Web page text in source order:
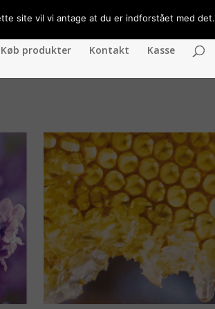
Køb produkter Kontakt Kasse
site vil vi antage at du er indforstået med det.